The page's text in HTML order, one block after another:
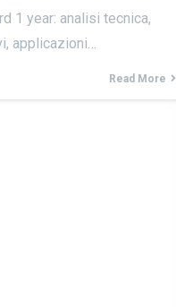
1 year: analisi tecnica,
applicazioni…
Read More